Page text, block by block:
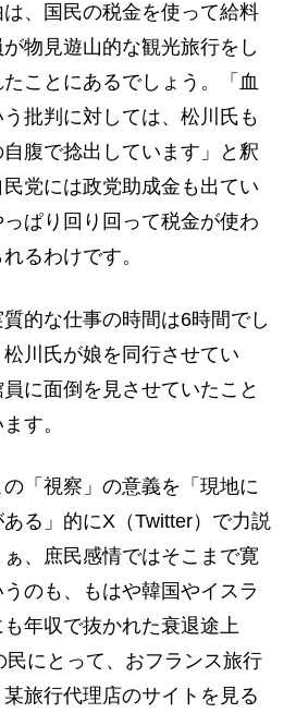
、国民の税金を使って給料
物見遊山的な観光旅行をし
ことにあるでしょう。「血
批判に対しては、松川氏も
自腹で捻出しています」と釈
党には政党助成金も出てい
ぱり回り回って税金が使わ
るわけです。
的な仕事の時間は6時間でし
川氏が娘を同行させてい
に面倒を見させていたこと
す。
「視察」の意義を「現地に
る」的にX（Twitter）で力説
、庶民感情ではそこまで寛
のも、もはや韓国やイスラ
年収で抜かれた衰退途上
民にとって、おフランス旅行
旅行代理店のサイトを見る